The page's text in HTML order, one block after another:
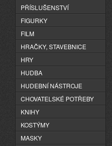
PŘÍSLUŠENSTVÍ
FIGURKY
FILM
HRAČKY, STAVEBNICE
HRY
HUDBA
HUDEBNÍ NÁSTROJE
CHOVATELSKÉ POTŘEBY
KNIHY
KOSTÝMY
MASKY